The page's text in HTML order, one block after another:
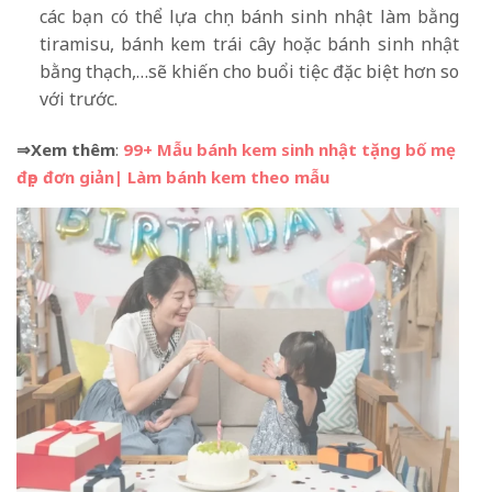
các bạn có thể lựa chọn bánh sinh nhật làm bằng
tiramisu, bánh kem trái cây hoặc bánh sinh nhật
bằng thạch,…sẽ khiến cho buổi tiệc đặc biệt hơn so
với trước.
⇒Xem thêm: 99+ Mẫu bánh kem sinh nhật tặng bố mẹ
đẹp đơn giản| Làm bánh kem theo mẫu